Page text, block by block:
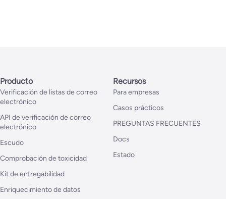
Producto
Verificación de listas de correo
electrónico
API de verificación de correo
electrónico
Escudo
Comprobación de toxicidad
Kit de entregabilidad
Enriquecimiento de datos
Recursos
Para empresas
Casos prácticos
PREGUNTAS FRECUENTES
Docs
Estado